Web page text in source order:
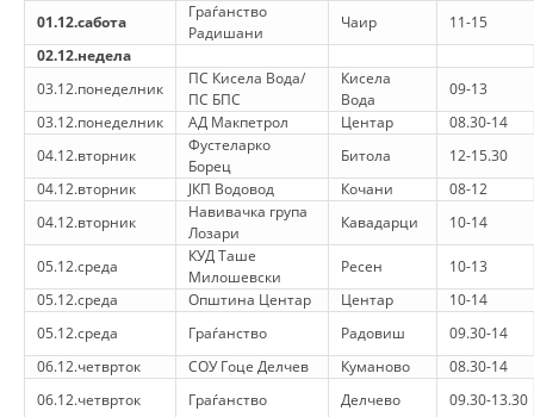
ИСТОРИЈАТ НА ЦКРМ
ИСТОРИЈАТ НА ДВИЖЕЊЕТО
СТРУКТУРА И ОРГАНИЗАЦИОНА ПОСТАВЕНОСТ – ОПШТИНСКА
ОРГАНИЗАЦИЈА КУМАНОВО
КОНТАКТ ИНФОРМАЦИИ
01.12.сабота
Граѓанство
Радишани
Чаир
11-15
02.12.недела
03.12.понеделник
ПС Кисела Вода/
ПС БПС
Кисела
Вода
09-13
03.12.понеделник
АД Макпетрол Центар
08.30-14
04.12.вторник
Фустеларко
Борец
Битола
12-15.30
04.12.вторник
ЈКП Водовод Кочани
08-12
04.12.вторник
Навивачка група
Лозари
Кавадарци 10-14
05.12.среда
КУД Таше
Милошевски
Ресен
10-13
05.12.среда
Општина Центар Центар
10-14
05.12.среда
Граѓанство Радовиш
09.30-14
06.12.четврток
СОУ Гоце Делчев Куманово
08.30-14
06.12.четврток
Граѓанство Делчево
09.30-13.30